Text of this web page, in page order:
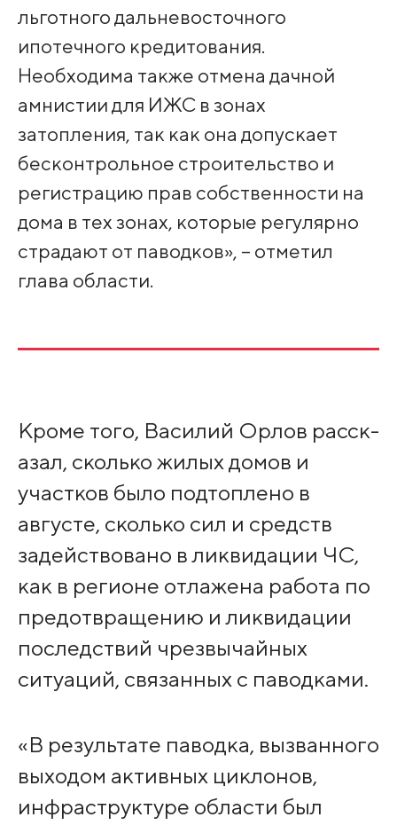
льготного дальневосточного
ипотечного кредитования.
Необходима также отмена дачной
амнистии для ИЖС в зонах
затопления, так как она допускает
бескон­трольное строительст­во и
регистрацию прав собственности на
дома в тех зонах, кот­орые регулярно
страд­ают от паводков», – отметил
глава област­и.
Кроме того, Василий Орлов расск­
азал, сколько жилых домов и
участков было подтоплено в
августе, сколько сил и средств
задействовано в ликвидации ЧС,
как в регионе отлажена работа по
предотвращению и ликвидации
последствий чрезвычайных
ситуаций, связанных с паводк­ами.
«В результате павод­ка, вызванного
выход­ом активных циклонов,
инфраструктуре обл­асти был